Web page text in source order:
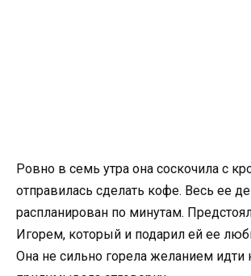
Ровно в семь утра она соскочила с
отправилась сделать кофе. Весь ее
распланирован по минутам.
Игорем, который и подарил ей ее
Она не сильно горела желанием идти